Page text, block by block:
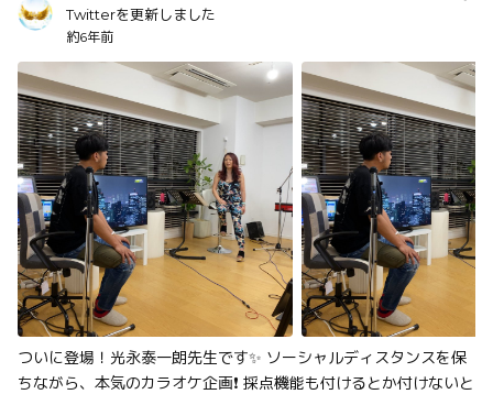
Twitterを更新しました
約6年前
ついに登場！光永泰一朗先生です✨ ソーシャルディスタンスを保
ちながら、本気のカラオケ企画❗️ 採点機能も付けるとか付けないと